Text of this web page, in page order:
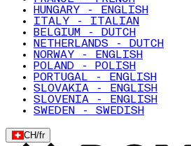
HUNGARY - ENGLISH
ITALY - ITALIAN
BELGIUM - DUTCH
NETHERLANDS - DUTCH
NORWAY - ENGLISH
POLAND - POLISH
PORTUGAL - ENGLISH
SLOVAKIA - ENGLISH
SLOVENIA - ENGLISH
SWEDEN - SWEDISH
CH/fr